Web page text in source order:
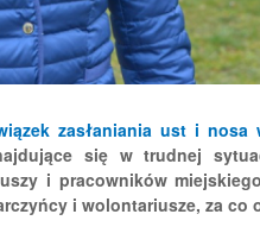
zasłaniania ust i nosa
się w trudnej
i pracowników
i wolontariusze, za co